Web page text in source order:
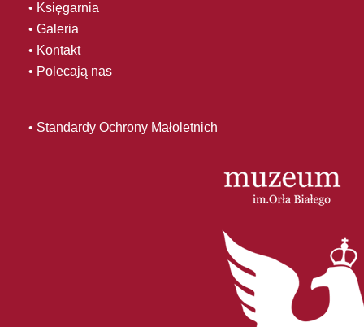
• Księgarnia
• Galeria
• Kontakt
• Polecają nas
• Standardy Ochrony Małoletnich